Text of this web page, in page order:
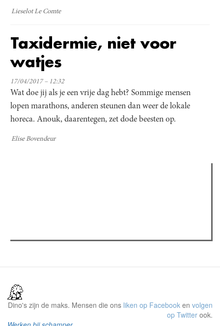
Lieselot Le Comte
Taxidermie, niet voor
watjes
17/04/2017 – 12:32
Wat doe jij als je een vrije dag hebt? Sommige mensen
lopen marathons, anderen steunen dan weer de lokale
horeca. Anouk, daarentegen, zet dode beesten op.
Elise Bovendeur
Dino's zijn de maks. Mensen die ons liken op Facebook en volgen
op Twitter ook.